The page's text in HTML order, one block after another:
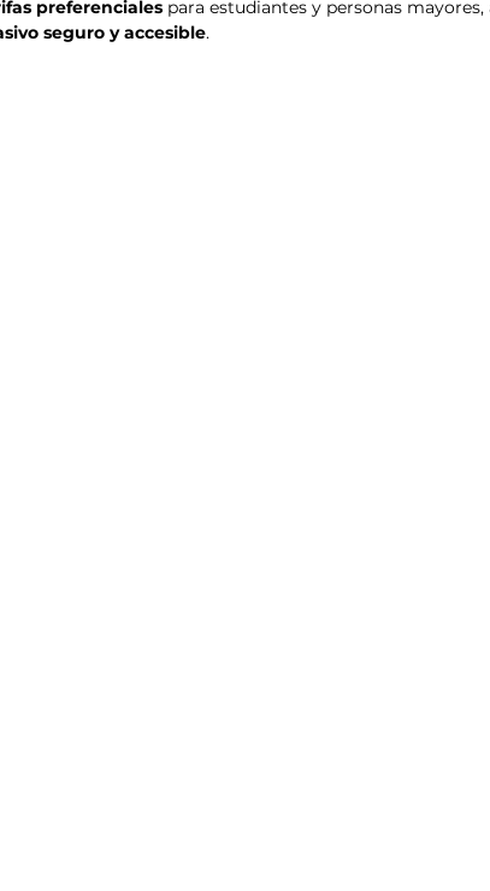
preferenciales para estudiantes y personas
seguro y accesible.